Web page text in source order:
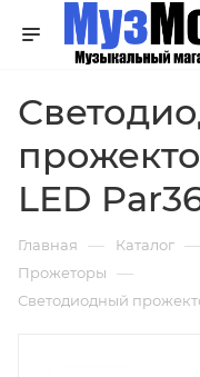
LED
Главная — Каталог —
Прожеторы —
Светодиодный